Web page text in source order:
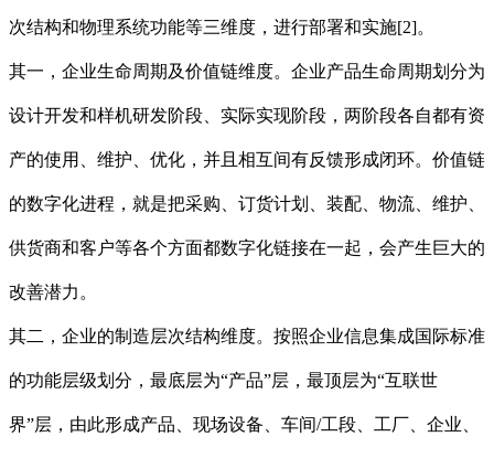
次结构和物理系统功能等三维度，进行部署和实施[2]。
其一，企业生命周期及价值链维度。企业产品生命周期划分为
设计开发和样机研发阶段、实际实现阶段，两阶段各自都有资
产的使用、维护、优化，并且相互间有反馈形成闭环。价值链
的数字化进程，就是把采购、订货计划、装配、物流、维护、
供货商和客户等各个方面都数字化链接在一起，会产生巨大的
改善潜力。
其二，企业的制造层次结构维度。按照企业信息集成国际标准
的功能层级划分，最底层为“产品”层，最顶层为“互联世
界”层，由此形成产品、现场设备、车间/工段、工厂、企业、